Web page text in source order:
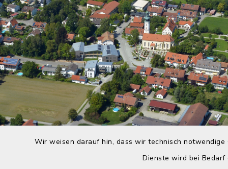
Wir weisen darauf hin, dass wir technisch
Dienste wird bei